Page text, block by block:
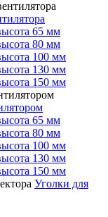
65 мм
80 мм
100 мм
130 мм
150 мм
65 мм
80 мм
100 мм
130 мм
150 мм
Уголки для